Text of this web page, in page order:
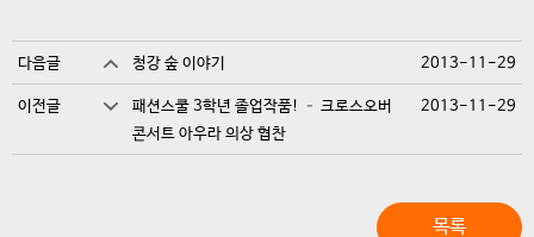
다음글 청강 숲 이야기 2013-11-29
이전글
패션스쿨 3학년 졸업작품! – 크로스오버
콘서트 아우라 의상 협찬
2013-11-29
목록